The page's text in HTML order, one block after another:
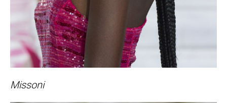
Missoni